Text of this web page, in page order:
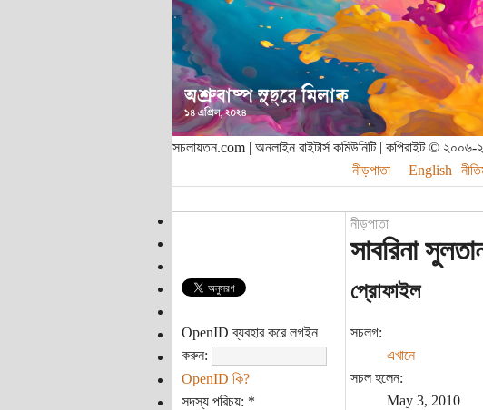
সচলায়তন.com | অনলাইন রাইটার্স কমিউনিটি | কপিরাইট © ২০০৬-
নীড়পাতা
English
OpenID ব্যবহার করে লগইন
করুন:
OpenID কি?
সদস্য পরিচয়: *
নীড়পাতা
সাবরিনা
প্রোফাইল
সচলগ:
এখানে
সচল হলেন:
May 3, 2010